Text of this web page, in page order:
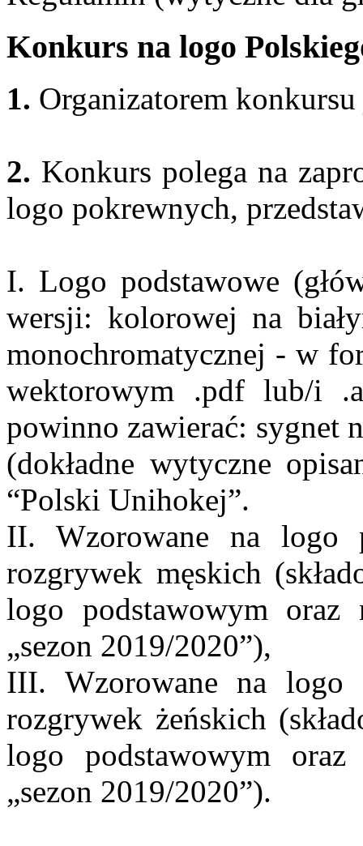
Konkurs na logo
1. Organizatorem
2. Konkurs polega na
logo pokrewnych,
I. Logo podstawowe
wersji: kolorowej na
monochromatycznej - w
wektorowym .pdf lub/i
powinno zawierać: sygnet
(dokładne wytyczne
“Polski Unihokej”.
II. Wzorowane na logo
rozgrywek męskich
logo podstawowym oraz
„sezon 2019/2020”),
III. Wzorowane na logo
rozgrywek żeńskich
logo podstawowym
„sezon 2019/2020”).